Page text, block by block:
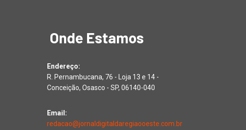
Onde Estamos
Endereço:
R. Pernambucana, 76 - Loja 13 e 14 -
Conceição, Osasco - SP, 06140-040
Email:
redacao@jornaldigitaldaregiaooeste.com.br